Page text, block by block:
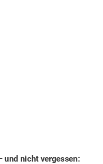
und nicht vergessen: